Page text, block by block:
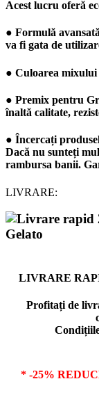
Acest lucru oferă
● Formulă
va fi gata de
● Culoarea mixului
● Premix pentru
înaltă calitate,
● Încercați
Dacă nu sunteți
rambursa banii.
LIVRARE:
LIVRARE
Profitați de
* -25%